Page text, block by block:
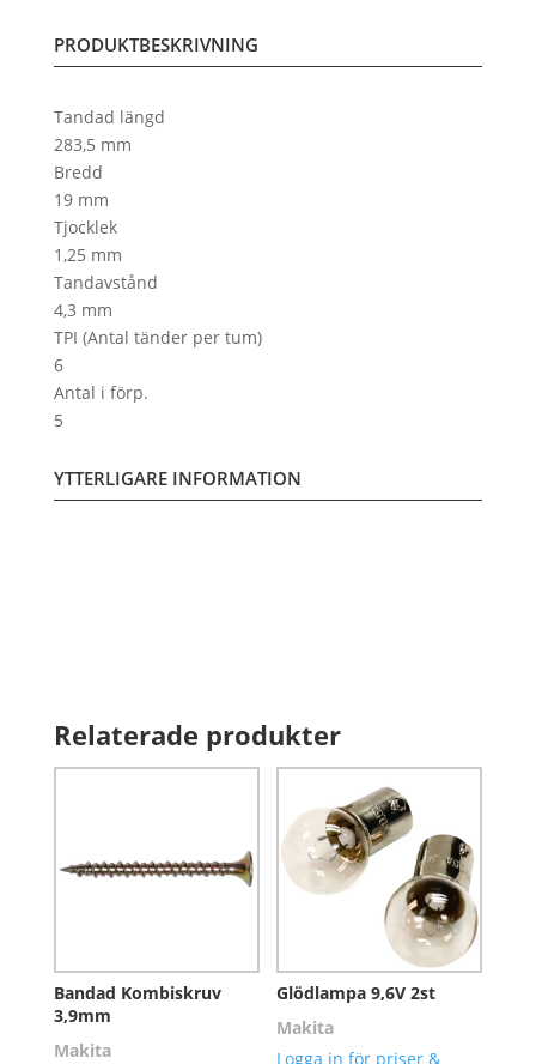
PRODUKTBESKRIVNING
Tandad längd
283,5 mm
Bredd
19 mm
Tjocklek
1,25 mm
Tandavstånd
4,3 mm
TPI (Antal tänder per tum)
6
Antal i förp.
5
YTTERLIGARE INFORMATION
Relaterade produkter
Bandad Kombiskruv
3,9mm
Makita
Glödlampa 9,6V 2st
Makita
Logga in för priser &